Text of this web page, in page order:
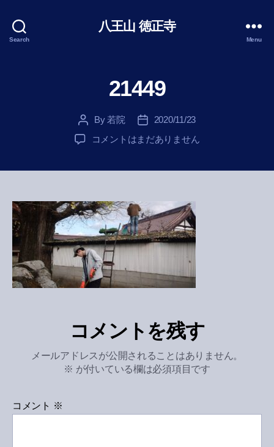
Search
八王山 徳正寺
Menu
21449
Post
author
By 若院
Post
date
2020/11/23
21449
コメントはまだありません
コメントを残す
メールアドレスが公開されることはありません。
※ が付いている欄は必須項目です
コメント ※